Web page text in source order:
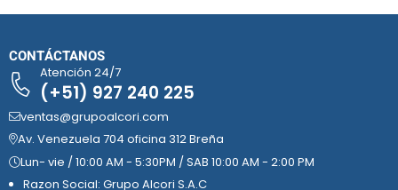
CONTÁCTANOS
Atención 24/7
(+51) 927 240 225
ventas@grupoalcori.com
Av. Venezuela 704 oficina 312 Breña
Lun- vie / 10:00 AM - 5:30PM / SAB 10:00 AM - 2:00 PM
Razon Social: Grupo Alcori S.A.C